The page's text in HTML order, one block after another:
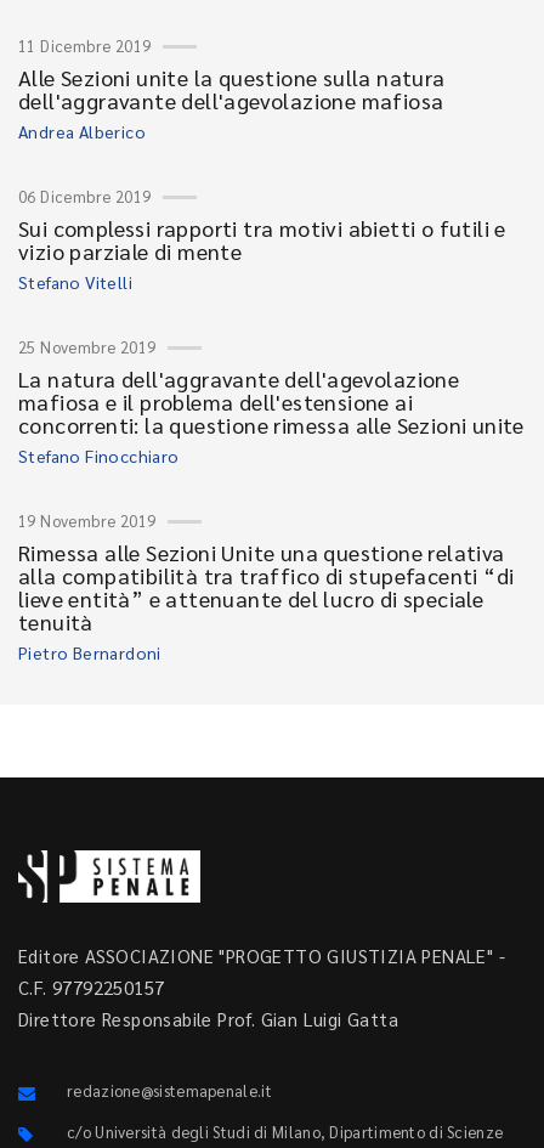
11 Dicembre 2019
Alle Sezioni unite la questione sulla natura
dell'aggravante dell'agevolazione mafiosa
Andrea Alberico
06 Dicembre 2019
Sui complessi rapporti tra motivi abietti o futili e
vizio parziale di mente
Stefano Vitelli
25 Novembre 2019
La natura dell'aggravante dell'agevolazione
mafiosa e il problema dell'estensione ai
concorrenti: la questione rimessa alle Sezioni unite
Stefano Finocchiaro
19 Novembre 2019
Rimessa alle Sezioni Unite una questione relativa
alla compatibilità tra traffico di stupefacenti “di
lieve entità” e attenuante del lucro di speciale
tenuità
Pietro Bernardoni
Editore ASSOCIAZIONE "PROGETTO GIUSTIZIA PENALE" -
C.F. 97792250157
Direttore Responsabile Prof. Gian Luigi Gatta
redazione@sistemapenale.it
c/o Università degli Studi di Milano, Dipartimento di Scienze